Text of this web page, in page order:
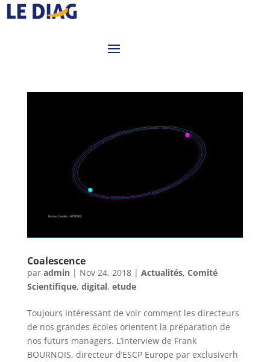
Coalescence
par admin| Nov 24, 2018| Actualités, Comité
Scientifique, digital, etude
Toujours intéressant de voir comment les directeurs
de nos grandes écoles orientent la préparation de
nos futurs managers. L’interview de Frank
BOURNOIS, directeur d’ESCP Europe par exclusiverh